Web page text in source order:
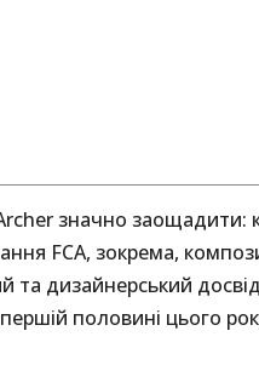
значно заощадити:
FCA, зокрема,
та дизайнерський
половині цього